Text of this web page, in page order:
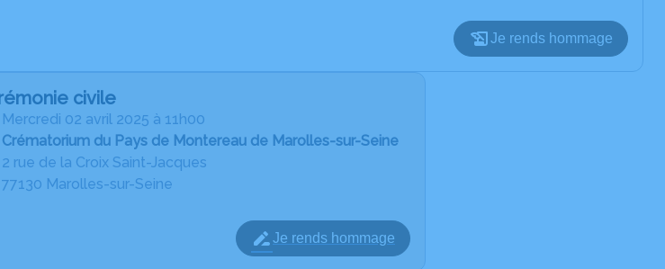
Je rends hommage
civile
mercredi 02 avril 2025 à 11h00
Crématorium du Pays de Montereau de Marolles-sur-Seine
2 rue de la Croix Saint-Jacques
77130 Marolles-sur-Seine
Je rends hommage